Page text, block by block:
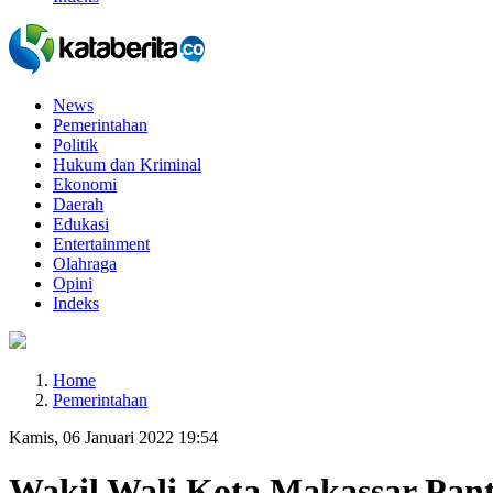
News
Pemerintahan
Politik
Hukum dan Kriminal
Ekonomi
Daerah
Edukasi
Entertainment
Olahraga
Opini
Indeks
Home
Pemerintahan
Kamis, 06 Januari 2022 19:54